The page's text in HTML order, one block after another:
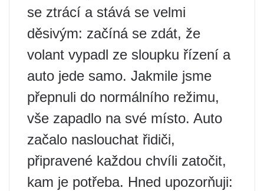
se ztrácí a stává se velmi
děsivým: začíná se zdát, že
volant vypadl ze sloupku řízení a
auto jede samo. Jakmile jsme
přepnuli do normálního režimu,
vše zapadlo na své místo. Auto
začalo naslouchat řidiči,
připravené každou chvíli zatočit,
kam je potřeba. Hned upozorňuji: